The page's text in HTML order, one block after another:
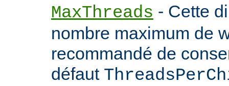
MaxThreads - Cette
nombre maximum de
recommandé de
défaut